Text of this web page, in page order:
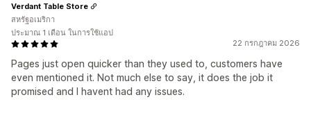
22 กรกฎาคม 2026
Pages just open quicker than they used to, customers have
even mentioned it. Not much else to say, it does the job it
promised and I havent had any issues.
Verdant Table Store
สหรัฐอเมริกา
ประมาณ 1 เดือน ในการใช้แอป